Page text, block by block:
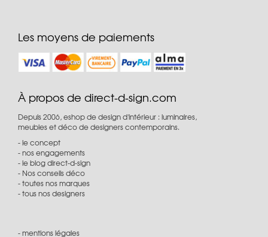
Les moyens de paiements
À propos de direct-d-sign.com
Depuis 2006, eshop de design d'intérieur : luminaires,
meubles et déco de designers contemporains.
le concept
nos engagements
le blog direct-d-sign
Nos conseils déco
toutes nos marques
tous nos designers
mentions légales